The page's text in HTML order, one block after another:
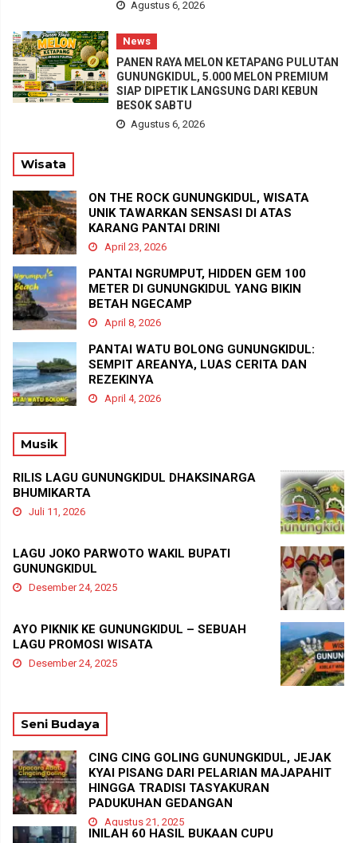
Agustus 6, 2026
News
PANEN RAYA MELON KETAPANG PULUTAN
GUNUNGKIDUL, 5.000 MELON PREMIUM
SIAP DIPETIK LANGSUNG DARI KEBUN
BESOK SABTU
Agustus 6, 2026
Wisata
ON THE ROCK GUNUNGKIDUL, WISATA
UNIK TAWARKAN SENSASI DI ATAS
KARANG PANTAI DRINI
April 23, 2026
PANTAI NGRUMPUT, HIDDEN GEM 100
METER DI GUNUNGKIDUL YANG BIKIN
BETAH NGECAMP
April 8, 2026
PANTAI WATU BOLONG GUNUNGKIDUL:
SEMPIT AREANYA, LUAS CERITA DAN
REZEKINYA
April 4, 2026
Musik
RILIS LAGU GUNUNGKIDUL DHAKSINARGA
BHUMIKARTA
Juli 11, 2026
LAGU JOKO PARWOTO WAKIL BUPATI
GUNUNGKIDUL
Desember 24, 2025
AYO PIKNIK KE GUNUNGKIDUL – SEBUAH
LAGU PROMOSI WISATA
Desember 24, 2025
Seni Budaya
CING CING GOLING GUNUNGKIDUL, JEJAK
KYAI PISANG DARI PELARIAN MAJAPAHIT
HINGGA TRADISI TASYAKURAN
PADUKUHAN GEDANGAN
Agustus 21, 2025
INILAH 60 HASIL BUKAAN CUPU